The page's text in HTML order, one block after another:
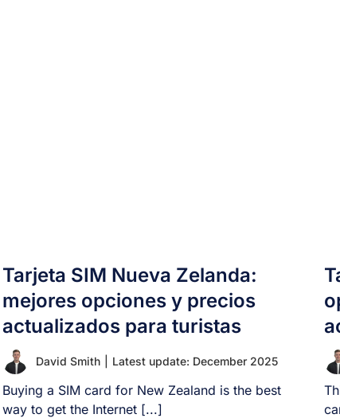
Tarjeta SIM Nueva Zelanda:
mejores opciones y precios
actualizados para turistas
David Smith Latest update: December 2025
Buying a SIM card for New Zealand is the best
way to get the Internet [...]